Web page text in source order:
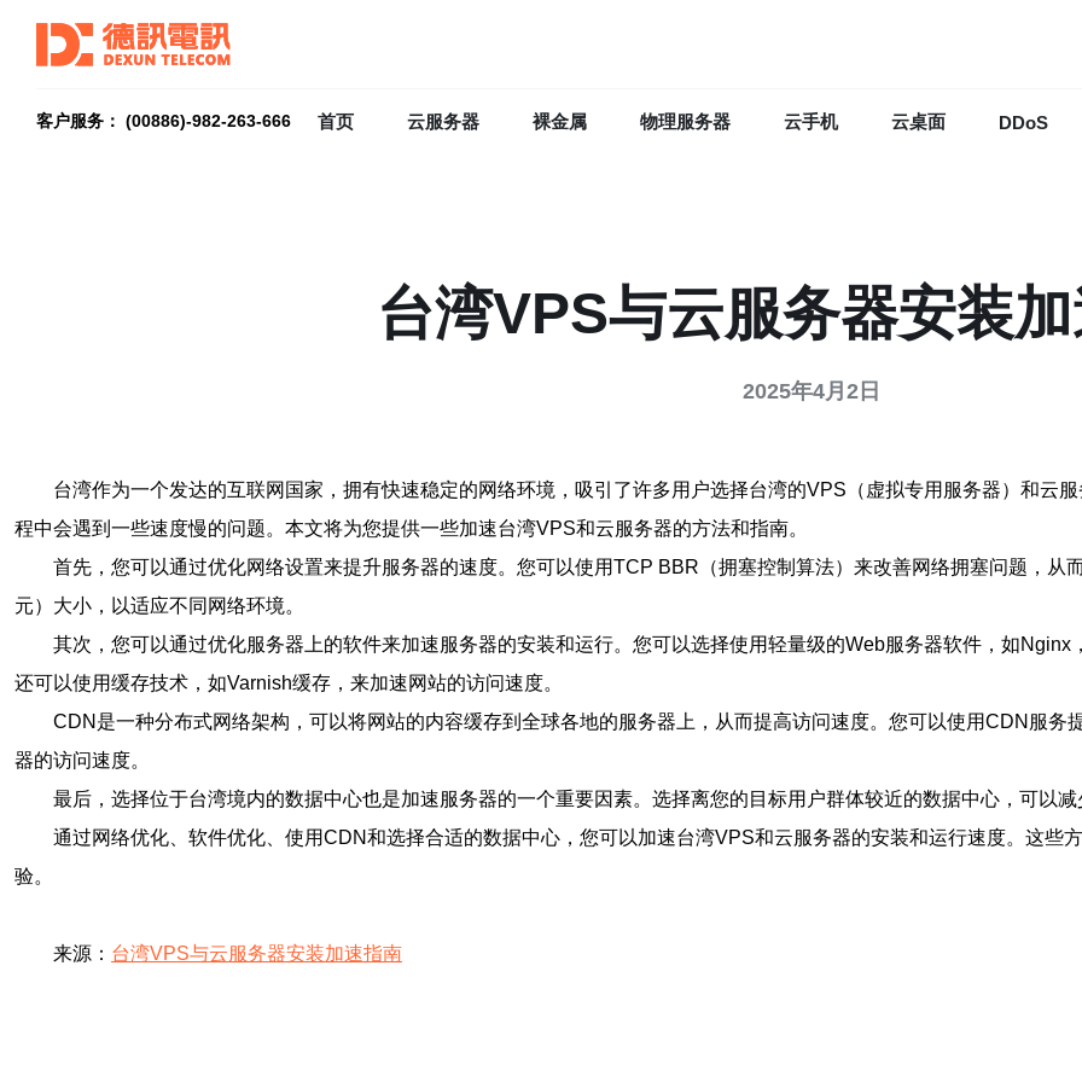
客户服务： (00886)-982-263-666 首页 云服务器 裸金属 物理服务器 云手机 云桌面 DDoS
台湾VPS与云服务器安装
2025年4月2日
台湾作为一个发达的互联网国家，拥有快速稳定的网络环境，吸引了许多用户选择台湾的VPS（虚拟专用服务器）和云
程中会遇到一些速度慢的问题。本文将为您提供一些加速台湾VPS和云服务器的方法和指南。
首先，您可以通过优化网络设置来提升服务器的速度。您可以使用TCP BBR（拥塞控制算法）来改善网络拥塞问题，从
元）大小，以适应不同网络环境。
其次，您可以通过优化服务器上的软件来加速服务器的安装和运行。您可以选择使用轻量级的Web服务器软件，如
还可以使用缓存技术，如Varnish缓存，来加速网站的访问速度。
CDN是一种分布式网络架构，可以将网站的内容缓存到全球各地的服务器上，从而提高访问速度。您可以使用CDN服
器的访问速度。
最后，选择位于台湾境内的数据中心也是加速服务器的一个重要因素。选择离您的目标用户群体较近的数据中心，可以
通过网络优化、软件优化、使用CDN和选择合适的数据中心，您可以加速台湾VPS和云服务器的安装和运行速度。这些
验。
来源： 台湾VPS与云服务器安装加速指南